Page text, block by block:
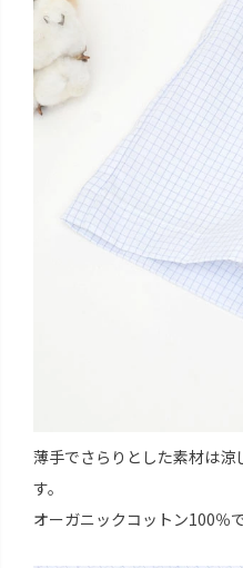
薄手でさらりとした素材は涼
す。
オーガニックコットン100％